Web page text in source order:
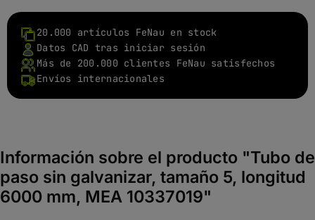
20.000 artículos FeNau en stock
Datos CAD tras iniciar sesión
Más de 200.000 clientes FeNau satisfechos
Envíos internacionales
Información sobre el producto "Tubo de
paso sin galvanizar, tamaño 5, longitud
6000 mm, MEA 10337019"